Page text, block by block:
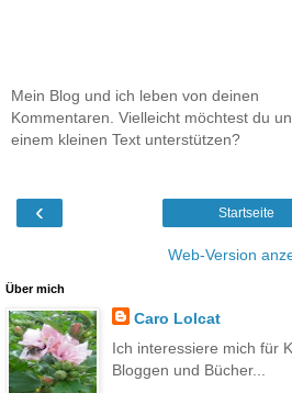
Mein Blog und ich leben von deinen
Kommentaren. Vielleicht möchtest du
einem kleinen Text unterstützen?
‹ Startseite
Web-Version
Über mich
Caro Lolcat
Ich interessiere mich für
Bloggen und Bücher...